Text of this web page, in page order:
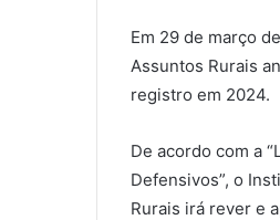
Em 29 de março
Assuntos Rurais
registro em 2024.
De acordo com a
Defensivos”, o
Rurais irá rever e